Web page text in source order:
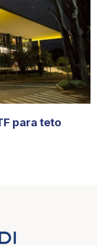
para teto